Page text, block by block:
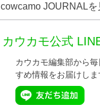
cowcamo JOURNALを
カウカモ公式
カウカモ編集部から
すめ情報をお届けしま